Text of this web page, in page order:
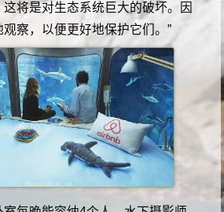
将是对生态系统巨大的破坏。因
察，以便更好地保护它们。”